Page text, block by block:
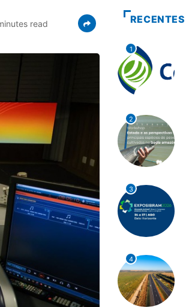
read RECENTES
1
2
3
4